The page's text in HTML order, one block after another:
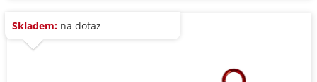
Skladem: na dotaz